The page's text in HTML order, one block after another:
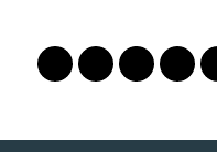
Lien vers le profil
Lien vers le
Lien vers
Lien